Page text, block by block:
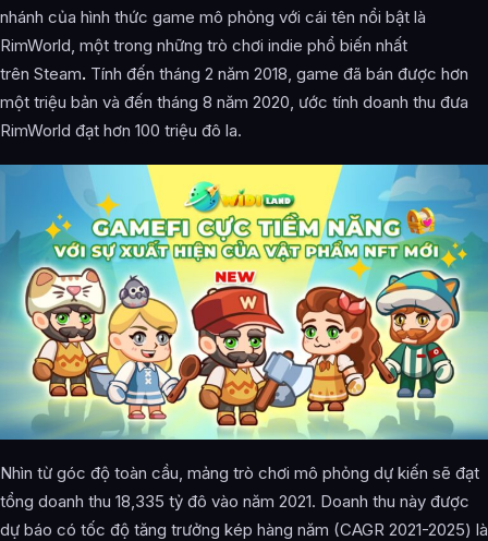
nhánh của hình thức game mô phỏng với cái tên nổi bật là
RimWorld, một trong những trò chơi indie phổ biến nhất
trên Steam. Tính đến tháng 2 năm 2018, game đã bán được hơn
một triệu bản và đến tháng 8 năm 2020, ước tính doanh thu đưa
RimWorld đạt hơn 100 triệu đô la.
Nhìn từ góc độ toàn cầu, mảng trò chơi mô phỏng dự kiến ​​sẽ đạt
tổng doanh thu 18,335 tỷ đô vào năm 2021. Doanh thu này được
dự báo có tốc độ tăng trưởng kép hàng năm (CAGR 2021-2025) là